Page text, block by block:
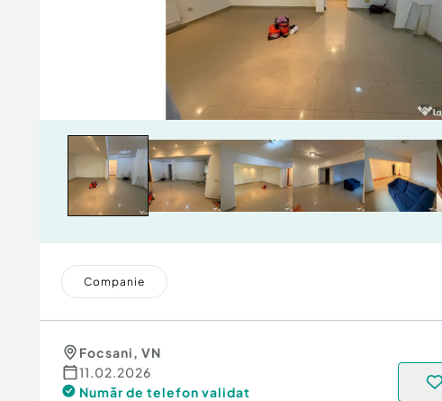
Companie
Focsani, VN
11.02.2026
Număr de telefon validat